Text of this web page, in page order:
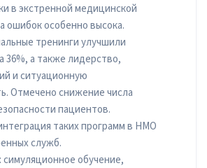
в экстренной медицинской
ошибок особенно высока.
тренинги улучшили
36%, а также лидерство,
и ситуационную
Отмечено снижение числа
пациентов.
таких программ в НМО
служб.
обучение,